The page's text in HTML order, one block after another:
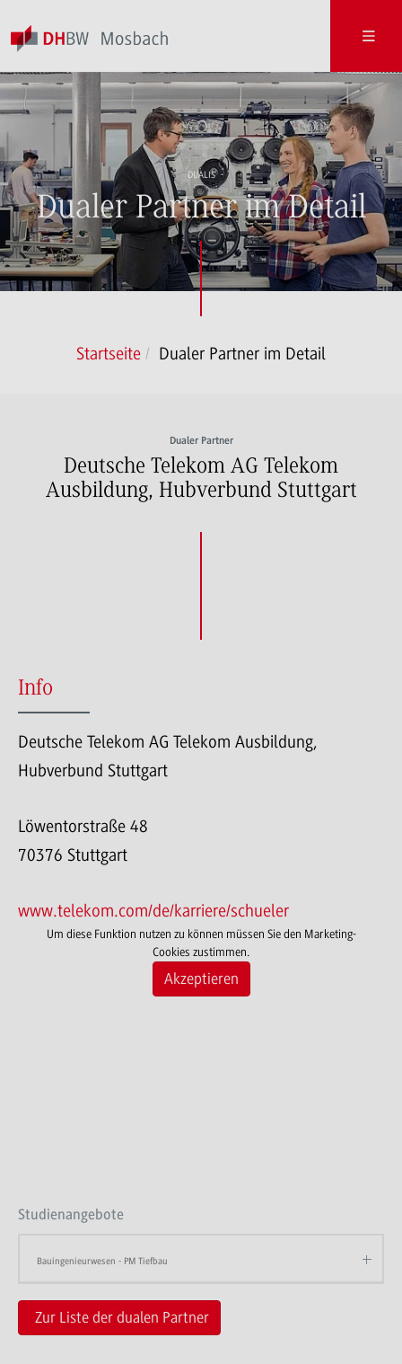
DUALIS
Dualer Partner im Detail
Startseite Dualer Partner im Detail
Dualer Partner
Deutsche Telekom AG Telekom
Ausbildung, Hubverbund Stuttgart
Info
Deutsche Telekom AG Telekom Ausbildung,
Hubverbund Stuttgart
Löwentorstraße 48
70376 Stuttgart
www.telekom.com/de/karriere/schueler
Um diese Funktion nutzen zu können müssen Sie den Marketing-
Cookies zustimmen.
Akzeptieren
Studienangebote
Bauingenieurwesen - PM Tiefbau
Zur Liste der dualen Partner